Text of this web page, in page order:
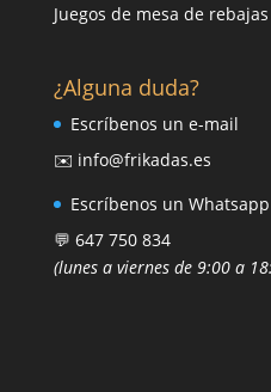
Juegos de mesa de rebajas
¿Alguna duda?
Escríbenos un e-mail
✉️ info@frikadas.es
Escríbenos un Whatsapp
💬 647 750 834
(lunes a viernes de 9:00 a